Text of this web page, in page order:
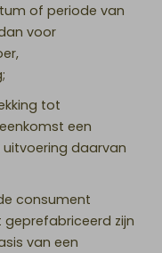
of periode van
voor
tot
een
daarvan
consument
zijn
van een